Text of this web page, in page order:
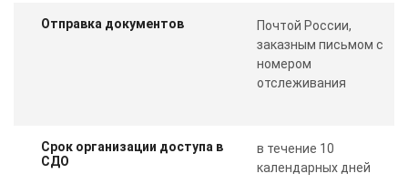
Отправка документов
Почтой России,
заказным письмом с
номером
отслеживания
Срок организации доступа в
СДО
в течение 10
календарных дней